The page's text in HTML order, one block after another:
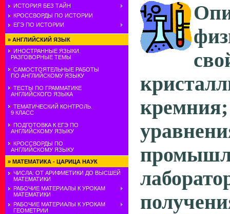
ИСТОРИЯ БЕЗ ТАЙН
КРОССВОРДЫ ПО ИСТОРИИ
ЕГЭ ПО ИСТОРИИ
» АНГЛИЙСКИЙ ЯЗЫК
ИНОСТРАННЫЕ ЯЗЫКИ.
РАЗГОВОРНЫЕ ТЕМЫ
САМОСТОЯТЕЛЬНЫЕ РАБОТЫ
ПО АНГЛИЙСКОМУ ЯЗЫКУ
ТЕСТЫ ПО ГРАММАТИКЕ
АНГЛИЙСКОГО ЯЗЫКА
ТЕМАТИЧЕСКИЙ КОНТРОЛЬ.
9 КЛАСС
ПОДГОТОВКА К ЕГЭ ПО
АНГЛИЙСКОМУ ЯЗЫКУ
КРОССВОРДЫ ПО
АНГЛИЙСКОМУ ЯЗЫКУ
» МАТЕМАТИКА - ЦАРИЦА НАУК
ЧИСЛА: ОТ АРИФМЕТИКИ ДО ВЫСШЕЙ
МАТЕМАТИКИ
РАБОЧИЕ МАТЕРИАЛЫ К УРОКАМ
МАТЕМАТИКИ
РАБОЧИЕ МАТЕРИАЛЫ К УРОКАМ
ГЕОМЕТРИИ